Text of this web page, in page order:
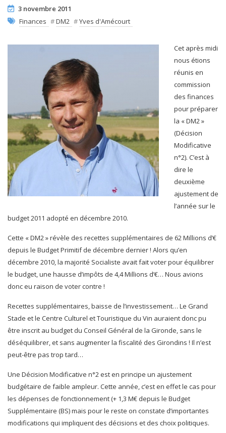
3 novembre 2011
Finances #DM2 #Yves d'Amécourt
Cet après midi
nous étions
réunis en
commission
des finances
pour préparer
la « DM2 »
(Décision
Modificative
n°2). C’est à
dire le
deuxième
ajustement de
l’année sur le
budget 2011 adopté en décembre 2010.
Cette « DM2 » révèle des recettes supplémentaires de 62 Millions d’€
depuis le Budget Primitif de décembre dernier ! Alors qu’en
décembre 2010, la majorité Socialiste avait fait voter pour équilibrer
le budget, une hausse d’impôts de 4,4 Millions d’€… Nous avions
donc eu raison de voter contre !
Recettes supplémentaires, baisse de l’investissement… Le Grand
Stade et le Centre Culturel et Touristique du Vin auraient donc pu
être inscrit au budget du Conseil Général de la Gironde, sans le
déséquilibrer, et sans augmenter la fiscalité des Girondins ! Il n’est
peut-être pas trop tard…
Une Décision Modificative n°2 est en principe un ajustement
budgétaire de faible ampleur. Cette année, c’est en effet le cas pour
les dépenses de fonctionnement (+ 1,3 M€ depuis le Budget
Supplémentaire (BS) mais pour le reste on constate d’importantes
modifications qui impliquent des décisions et des choix politiques.